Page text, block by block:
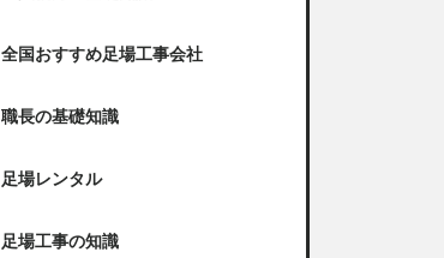
全国おすすめ足場工事会社
職長の基礎知識
足場レンタル
足場工事の知識